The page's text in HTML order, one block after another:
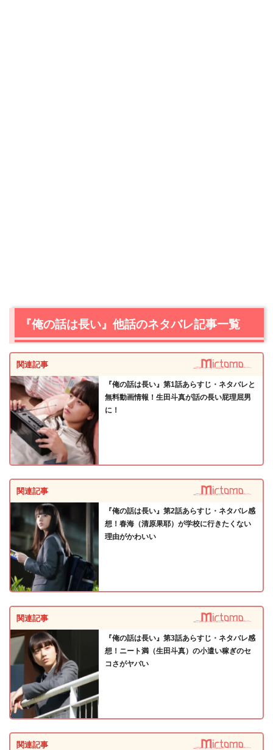
『俺の話は長い』他話のネタバレ記事一覧
関連記事
『俺の話は長い』第1話あらすじ・ネタバレと
無料動画情報！生田斗真が話の長い屁理屈男
に！
関連記事
『俺の話は長い』第2話あらすじ・ネタバレ感
想！春海（清原果耶）が学校に行きたくない
理由がかわいい
関連記事
『俺の話は長い』第3話あらすじ・ネタバレ感
想！ニート満（生田斗真）の小遣い稼ぎのセ
コさがヤバい
関連記事